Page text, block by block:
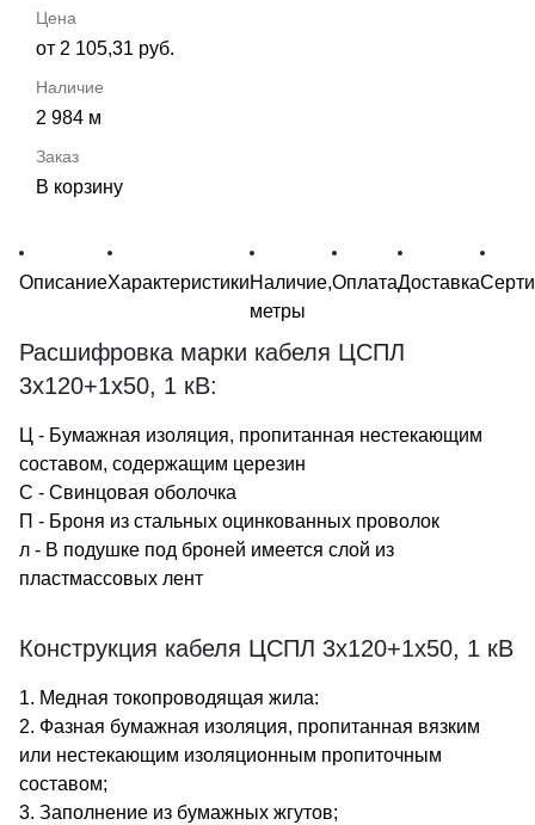
от 2 105,31 руб.
2 984 м
В корзину
ОписаниеХарактеристикиНаличие,
метры
ОплатаДоставка
Расшифровка марки кабеля ЦСПЛ
3х120+1х50, 1 кВ:
Ц - Бумажная изоляция, пропитанная нестекающим
составом, содержащим церезин
С - Свинцовая оболочка
П - Броня из стальных оцинкованных проволок
л - В подушке под броней имеется слой из
пластмассовых лент
Конструкция кабеля ЦСПЛ 3х120+1х50, 1 кВ
1. Медная токопроводящая жила:
2. Фазная бумажная изоляция, пропитанная вязким
или нестекающим изоляционным пропиточным
составом;
3. Заполнение из бумажных жгутов;